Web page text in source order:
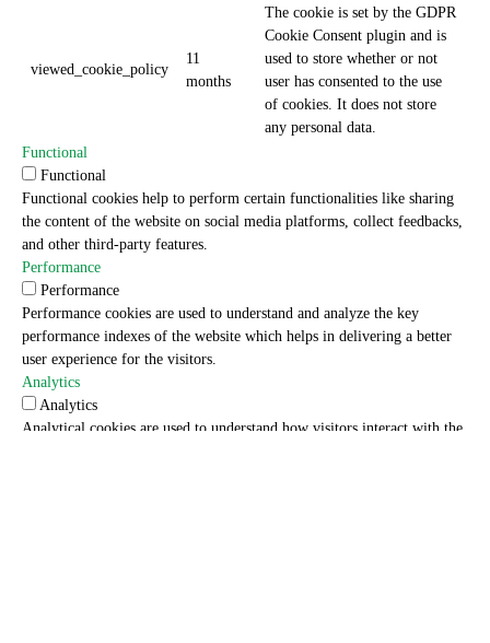
viewed_cookie_policy
11
months
The cookie is set by the GDPR
Cookie Consent plugin and is
used to store whether or not
user has consented to the use
of cookies. It does not store
any personal data.
Functional
Functional
Functional cookies help to perform certain functionalities like sharing
the content of the website on social media platforms, collect feedbacks,
and other third-party features.
Performance
Performance
Performance cookies are used to understand and analyze the key
performance indexes of the website which helps in delivering a better
user experience for the visitors.
Analytics
Analytics
Analytical cookies are used to understand how visitors interact with the